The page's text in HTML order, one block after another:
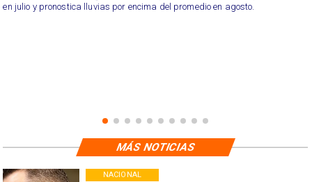
en julio y pronostica lluvias por encima del promedio en agosto.
NACIONAL
MÁS NOTICIAS